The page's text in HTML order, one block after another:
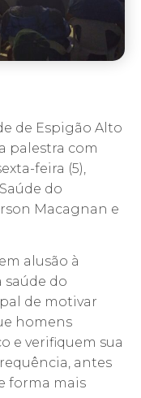
de Espigão Alto
palestra com
feira (5),
do
Macagnan e
alusão à
saúde do
de motivar
homens
e verifiquem sua
antes
forma mais